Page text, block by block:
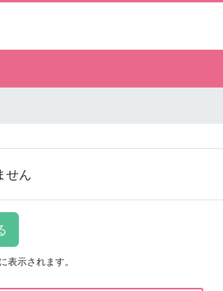
せん
表示されます。